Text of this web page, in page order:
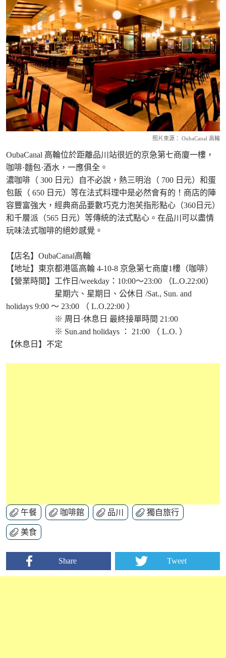
照片來源： OubaCanal 高輪
OubaCanal 高輪位於距離品川站很近的京急第七商廈一樓，
咖啡·麵包·酒水，一應俱全。
濃咖啡（ 300 日元）自不必說，熱三明治（ 700 日元）和蛋
包飯（ 650 日元）等在法式料理中是必然會有的！商店的陣
容豐富強大，經典商品要數巧克力泡芙指形點心（360日元）
和千層派（565 日元）等傳統的法式點心。在品川可以盡情
玩味法式咖啡的絕妙感覺。
【店名】OubaCanal高輪
【地址】東京都港區高輪 4-10-8 京急第七商廈1樓（咖啡）
【營業時間】工作日/weekday：10:00～23:00 （L.O.22:00）
星期六、星期日、公休日 /Sat., Sun. and
holidays 9:00 ～ 23:00 （ L.O.22:00 ）
※ 周日·休息日 最終接單時間 21:00
※ Sun.and holidays ： 21:00 （ L.O. ）
【休息日】不定
午餐 咖啡館 品川 獨自旅行
美食
Share Tweet